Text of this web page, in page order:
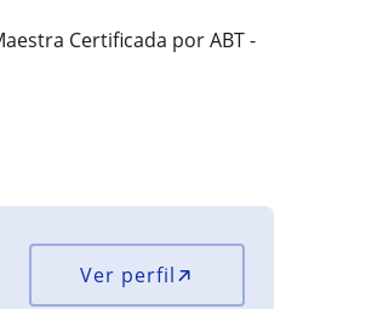
Certificada por ABT -
Ver perfil